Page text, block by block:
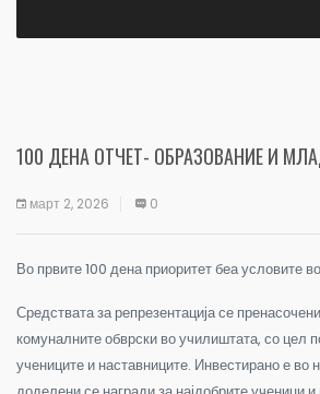
100 ДЕНА ОТЧЕТ- ОБРАЗОВАНИЕ И
март 2, 2026 0
Во првите 100 дена приоритет беа условите
Средствата за репрезентација се
комуналните обврски во училиштата, со цел
учениците и наставниците. Инвестирано е во